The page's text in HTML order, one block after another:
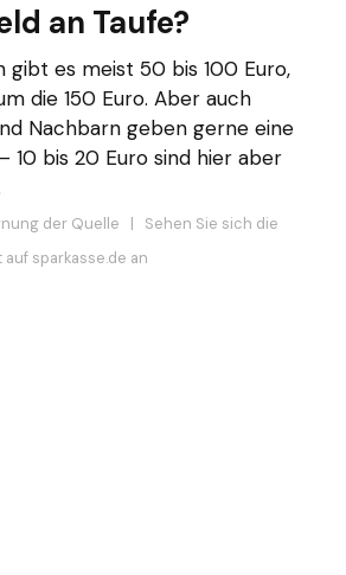
an Taufe?
gibt es meist 50 bis 100 Euro,
die 150 Euro. Aber auch
Nachbarn geben gerne eine
10 bis 20 Euro sind hier aber
der Quelle | Sehen Sie sich die
sparkasse.de an